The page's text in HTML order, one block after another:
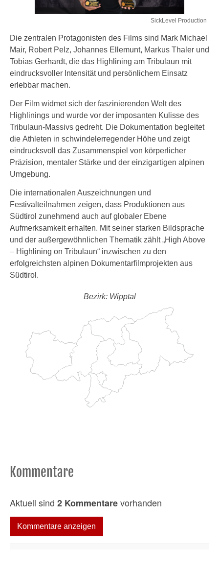
SickLevel Production
Die zentralen Protagonisten des Films sind Mark Michael
Mair, Robert Pelz, Johannes Ellemunt, Markus Thaler und
Tobias Gerhardt, die das Highlining am Tribulaun mit
eindrucksvoller Intensität und persönlichem Einsatz
erlebbar machen.
Der Film widmet sich der faszinierenden Welt des
Highlinings und wurde vor der imposanten Kulisse des
Tribulaun-Massivs gedreht. Die Dokumentation begleitet
die Athleten in schwindelerregender Höhe und zeigt
eindrucksvoll das Zusammenspiel von körperlicher
Präzision, mentaler Stärke und der einzigartigen alpinen
Umgebung.
Die internationalen Auszeichnungen und
Festivalteilnahmen zeigen, dass Produktionen aus
Südtirol zunehmend auch auf globaler Ebene
Aufmerksamkeit erhalten. Mit seiner starken Bildsprache
und der außergewöhnlichen Thematik zählt „High Above
– Highlining on Tribulaun“ inzwischen zu den
erfolgreichsten alpinen Dokumentarfilmprojekten aus
Südtirol.
Bezirk: Wipptal
Kommentare
Aktuell sind 2 Kommentarevorhanden
Kommentare anzeigen